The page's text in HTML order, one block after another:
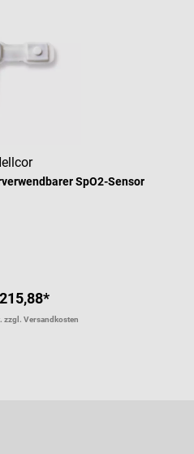
SpO2-Sensor
zzgl. Versandkosten